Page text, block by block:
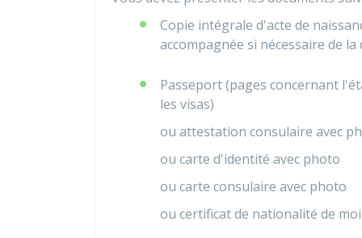
Copie intégrale d'acte de
accompagnée si nécessaire de
Passeport (pages concernant
les visas)
ou attestation consulaire avec
ou carte d'identité avec photo
ou carte consulaire avec photo
ou certificat de nationalité de